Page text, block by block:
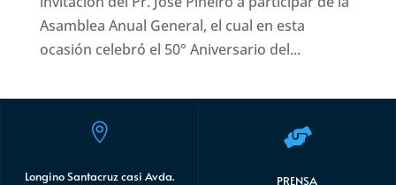
Asamblea Anual General, el cual en esta
ocasión celebró el 50° Aniversario del...

Longino Santacruz casi Avda.

PRENSA